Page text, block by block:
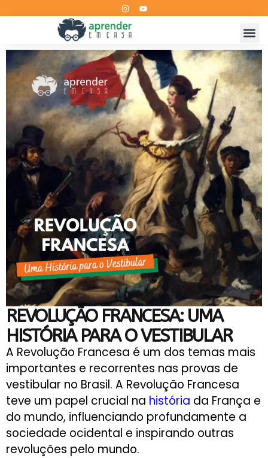
REVOLUÇÃO FRANCESA: UMA
HISTÓRIA PARA O VESTIBULAR
A Revolução Francesa é um dos temas mais
importantes e recorrentes nas provas de
vestibular no Brasil. A Revolução Francesa
teve um papel crucial na história da França e
do mundo, influenciando profundamente a
sociedade ocidental e inspirando outras
revoluções pelo mundo.